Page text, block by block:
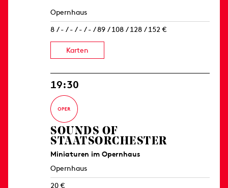
Opernhaus
8 / - / - / - / - / 89 / 108 / 128 / 152 €
Karten
19:30
SOUNDS OF
STAATSORCHESTER
Miniaturen im Opernhaus
Opernhaus
20 €